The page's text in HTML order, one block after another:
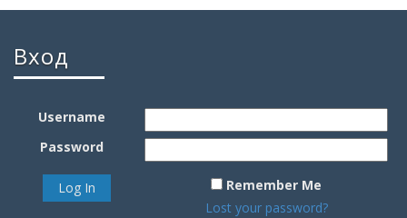
Вход
Username
Password
Remember Me
Lost your password?